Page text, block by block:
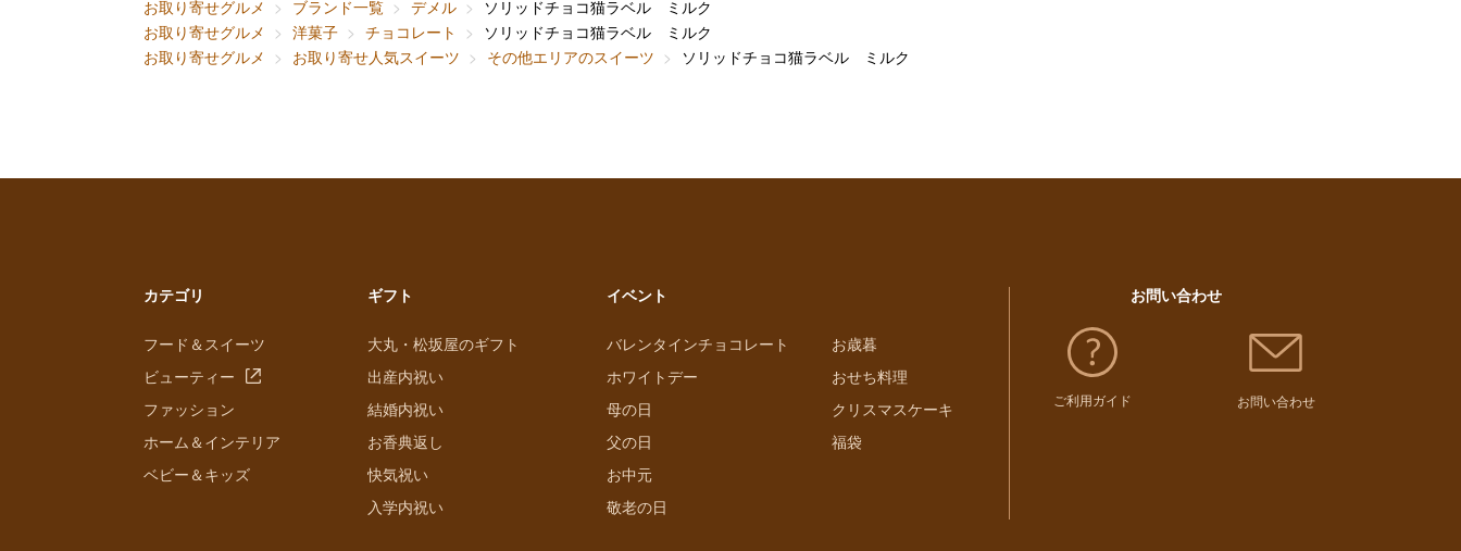
お取り寄せグルメ ブランド一覧 デメル
ソリッドチョコ猫ラベル ミルク
お取り寄せグルメ
洋菓子 チョコレート
ソリッドチョコ猫ラベル ミルク
お取り寄せグルメ
お取り寄せ人気スイーツ その他エリアのスイーツ ソリッドチョコ猫ラベル ミルク
カテゴリ
フード＆スイーツ
ビューティー
ファッション
ホーム＆インテリア
ベビー＆キッズ
ギフト
大丸・松坂屋のギフト
出産内祝い
結婚内祝い
お香典返し
快気祝い
入学内祝い
イベント
バレンタインチョコレート
ホワイトデー
母の日
父の日
お中元
敬老の日
お歳暮
おせち料理
クリスマスケーキ
福袋
お問い合わせ
ご利用ガイド お問い合わせ